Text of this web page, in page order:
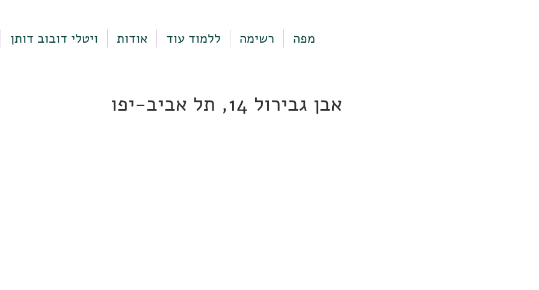
ויטלי דובוב דותן אודות ללמוד עוד רשימה מפה
אבן גבירול 14, תל אביב-יפו